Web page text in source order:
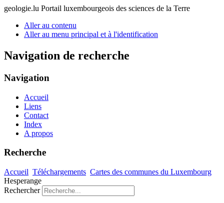
geologie.lu Portail luxembourgeois des sciences de la Terre
Aller au contenu
Aller au menu principal et à l'identification
Navigation de recherche
Navigation
Accueil
Liens
Contact
Index
A propos
Recherche
Accueil Téléchargements Cartes des communes du Luxembourg
Hesperange
Rechercher